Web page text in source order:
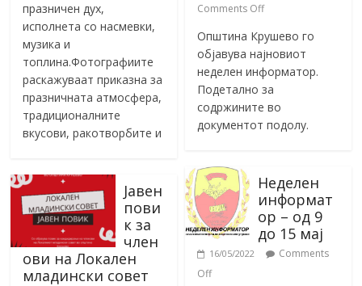
празничен дух,
исполнета со насмевки,
музика и
топлина.Фотографиите
раскажуваат приказна за
празничната атмосфера,
традиционалните
вкусови, ракотворбите и
Јавен
пови
к за
член
ови на Локален
младински совет
Comments Off
Општина Крушево го
објавува најновиот
неделен информатор.
Подетално за
содржините во
документот подолу.
Неделен
информат
ор – од 9
до 15 мај
16/05/2022
Comments
Off